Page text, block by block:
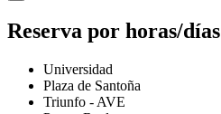
Reserva por horas/días
Universidad
Plaza de Santoña
Triunfo - AVE